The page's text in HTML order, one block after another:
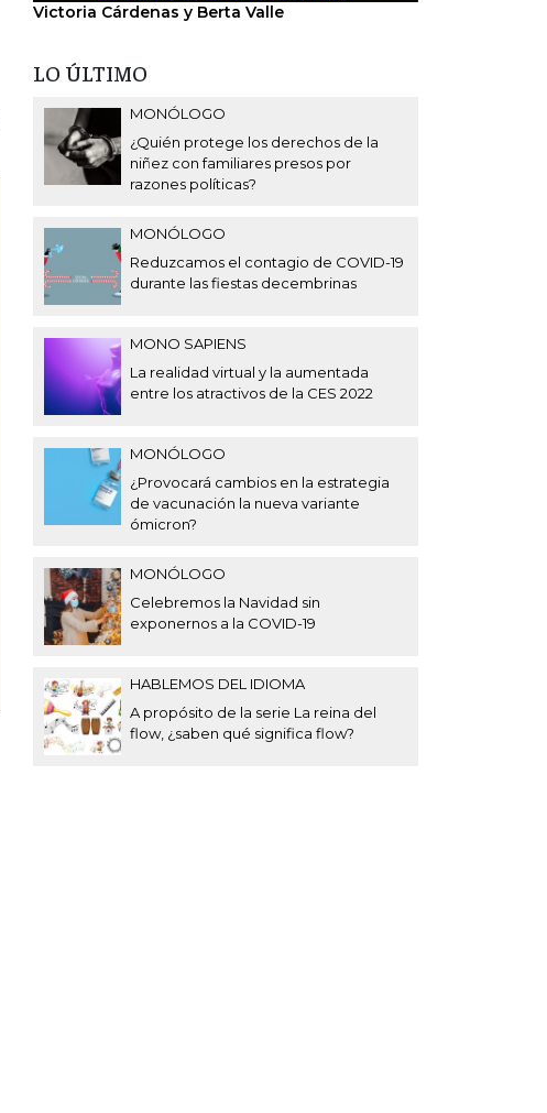
Victoria Cárdenas y Berta Valle
LO ÚLTIMO
MONÓLOGO
¿Quién protege los derechos de la
niñez con familiares presos por
razones políticas?
MONÓLOGO
Reduzcamos el contagio de COVID-19
durante las fiestas decembrinas
MONO SAPIENS
La realidad virtual y la aumentada
entre los atractivos de la CES 2022
MONÓLOGO
¿Provocará cambios en la estrategia
de vacunación la nueva variante
ómicron?
MONÓLOGO
Celebremos la Navidad sin
exponernos a la COVID-19
HABLEMOS DEL IDIOMA
A propósito de la serie La reina del
flow, ¿saben qué significa flow?